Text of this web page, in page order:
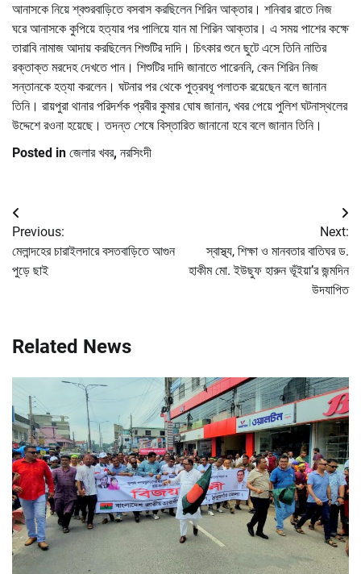
আনাসকে নিয়ে শ্বশুরবাড়িতে বসবাস করছিলেন শিরিন আক্তার। শনিবার রাতে নিজ
ঘরে আনাসকে কুপিয়ে হত্যার পর পালিয়ে যান মা শিরিন আক্তার। এ সময় পাশের কক্ষে
তারাবি নামাজ আদায় করছিলেন শিশুটির দাদি। চিৎকার শুনে ছুটে এসে তিনি নাতির
রক্তাক্ত মরদেহ দেখতে পান। শিশুটির দাদি জানাতে পারেননি, কেন শিরিন নিজ
সন্তানকে হত্যা করলেন। ঘটনার পর থেকে পুত্রবধূ পলাতক রয়েছেন বলে জানান
তিনি। রায়পুরা থানার পরিদর্শক প্রবীর কুমার ঘোষ জানান, খবর পেয়ে পুলিশ ঘটনাস্থলের
উদ্দেশে রওনা হয়েছে। তদন্ত শেষে বিস্তারিত জানানো হবে বলে জানান তিনি।
Posted in জেলার খবর, নরসিংদী
Post
navigation
Previous:
মেলান্দহের চারাইলদারে বসতবাড়িতে আগুন
পুড়ে ছাই
Next:
স্বাস্থ্য, শিক্ষা ও মানবতার বাতিঘর ড.
হাকীম মো. ইউছুফ হারুন ভূঁইয়া’র জন্মদিন
উদযাপিত
Related News